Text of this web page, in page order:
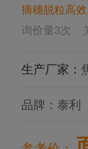
摘穗脱粒高
询价量3次
生产厂家：
品牌： 泰利